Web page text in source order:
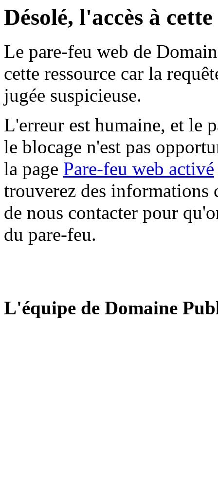
Désolé, l'accès à
Le pare-feu web de
cette ressource car la
jugée suspicieuse.
L'erreur est humaine, et le
le blocage n'est pas
la page Pare-feu web activé
trouverez des informations
de nous contacter pour
du pare-feu.
L'équipe de Domaine